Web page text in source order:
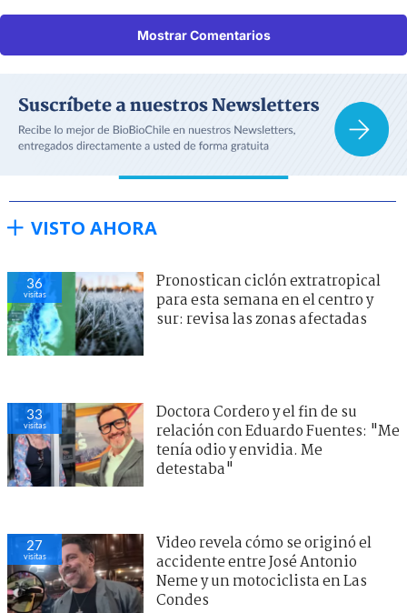
Mostrar Comentarios
VISTO AHORA
36
visitas
Pronostican ciclón extratropical
para esta semana en el centro y
sur: revisa las zonas afectadas
33
visitas
Doctora Cordero y el fin de su
relación con Eduardo Fuentes: "Me
tenía odio y envidia. Me
detestaba"
27
visitas
Video revela cómo se originó el
accidente entre José Antonio
Neme y un motociclista en Las
Condes